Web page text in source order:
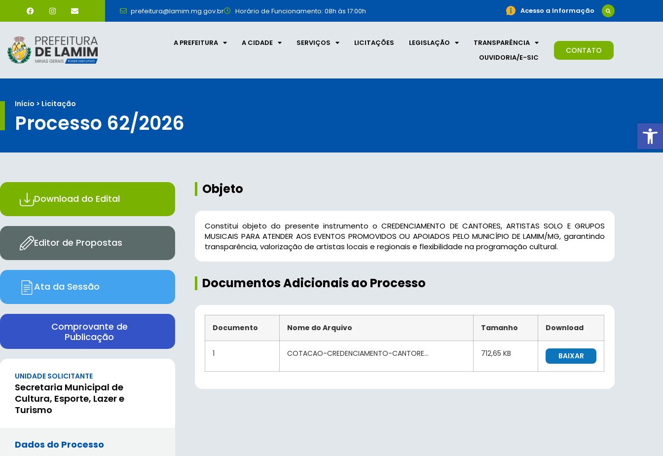
prefeitura@lamim.mg.gov.br Horário de Funcionamento: 08h às 17:00h Acesso a Informação
A PREFEITURA A CIDADE SERVIÇOS LICITAÇÕES LEGISLAÇÃO
TRANSPARÊNCIA
OUVIDORIA/E-SIC
CONTATO
Início > Licitação
Processo 62/2026
Download do Edital
Editor de Propostas
Ata da Sessão
Comprovante de
Publicação
UNIDADE SOLICITANTE
Secretaria Municipal de
Cultura, Esporte, Lazer e
Turismo
Dados do Processo
Objeto
Constitui objeto do presente instrumento o CREDENCIAMENTO DE CANTORES, ARTISTAS SOLO E GRUPOS
MUSICAIS PARA ATENDER AOS EVENTOS PROMOVIDOS OU APOIADOS PELO MUNICÍPIO DE LAMIM/MG, garantindo
transparência, valorização de artistas locais e regionais e flexibilidade na programação cultural.
Documentos Adicionais ao Processo
Documento Nome do Arquivo Tamanho Download
1 COTACAO-CREDENCIAMENTO-CANTORE... 712,65 KB BAIXAR